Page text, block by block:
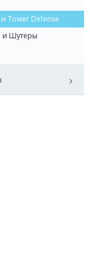
и Tower Defense
и Шутеры